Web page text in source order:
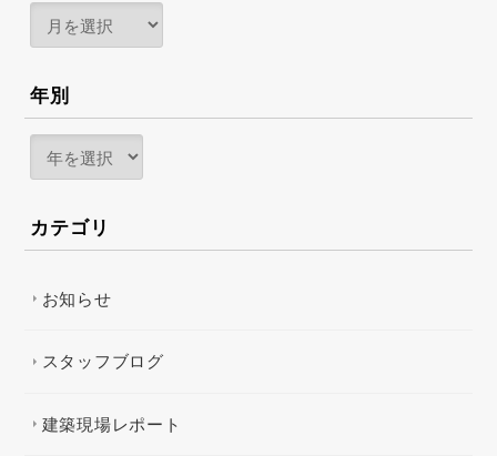
年別
カテゴリ
お知らせ
スタッフブログ
建築現場レポート